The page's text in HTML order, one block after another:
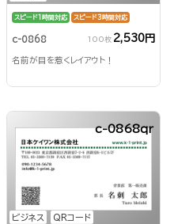
スピード1時間対応 スピード3時間対応
c-0868 100枚 2,530円
名前が目を惹くレイアウト！
ビジネス QRコード
c-0868qr